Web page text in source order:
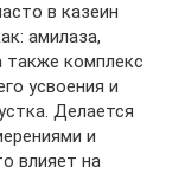
в казеин
амилаза,
также комплекс
усвоения и
Делается
и
влияет на